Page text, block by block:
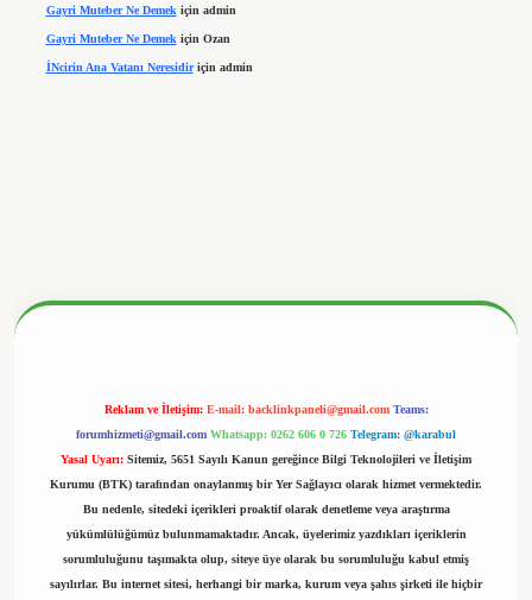
Gayri Muteber Ne Demekiçin admin
Gayri Muteber Ne Demek için Ozan
İNcirin Ana Vatanı Neresidiriçin admin
Reklam ve İletişim: E-mail: backlinkpaneli@gmail.com Teams:
forumhizmeti@gmail.com Whatsapp: 0262 606 0 726 Telegram: @karabul
Yasal Uyarı: Sitemiz, 5651 Sayılı Kanun gereğince Bilgi Teknolojileri ve İletişim
Kurumu (BTK) tarafından onaylanmış bir Yer Sağlayıcı olarak hizmet vermektedir.
Bu nedenle, sitedeki içerikleri proaktif olarak denetleme veya araştırma
yükümlülüğümüz bulunmamaktadır. Ancak, üyelerimiz yazdıkları içeriklerin
sorumluluğunu taşımakta olup, siteye üye olarak bu sorumluluğu kabul etmiş
sayılırlar. Bu internet sitesi, herhangi bir marka, kurum veya şahıs şirketi ile hiçbir